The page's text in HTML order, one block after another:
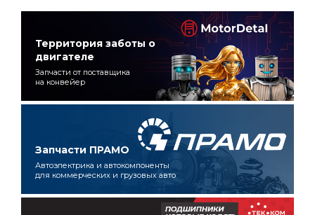
Территория заботы о
двигателе
Запчасти от поставщика
на конвейер
Запчасти ПРАМО
Автоэлектрика и автокомпоненты
для коммерческих и грузовых авто